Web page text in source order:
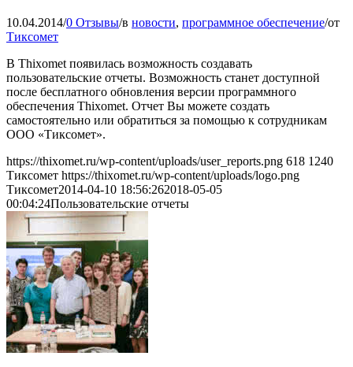
10.04.2014/0 Отзывы/в новости, программное обеспечение/от
Тиксомет
В Thixomet появилась возможность создавать
пользовательские отчеты. Возможность станет доступной
после бесплатного обновления версии программного
обеспечения Thixomet. Отчет Вы можете создать
самостоятельно или обратиться за помощью к сотрудникам
ООО «Тиксомет».
https://thixomet.ru/wp-content/uploads/user_reports.png 618 1240
Тиксомет https://thixomet.ru/wp-content/uploads/logo.png
Тиксомет2014-04-10 18:56:262018-05-05
00:04:24Пользовательские отчеты